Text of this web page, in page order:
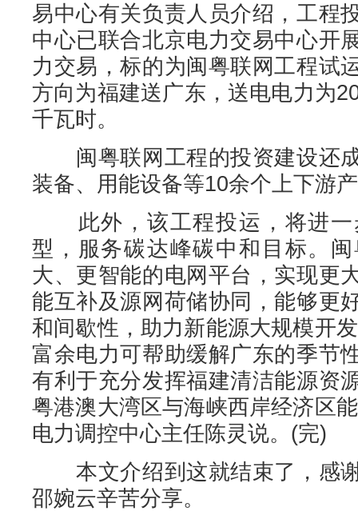
易中心有关负责人员介绍，工程
中心已联合北京电力交易中心开
力交易，标的为闽粤联网工程试
方向为福建送广东，送电电力为
千瓦时。
闽粤联网工程的投资建设还
装备、用能设备等10余个上下游
此外，该工程投运，将进一
型，服务碳达峰碳中和目标。
大、更智能的电网平台，实现更
能互补及源网荷储协同，能够更
和间歇性，助力新能源大规模开
富余电力可帮助缓解广东的季节
有利于充分发挥福建清洁能源资
粤港澳大湾区与海峡西岸经济区
电力调控中心主任陈灵说。(完)
本文介绍到这就结束了，感
邵婉云辛苦分享。